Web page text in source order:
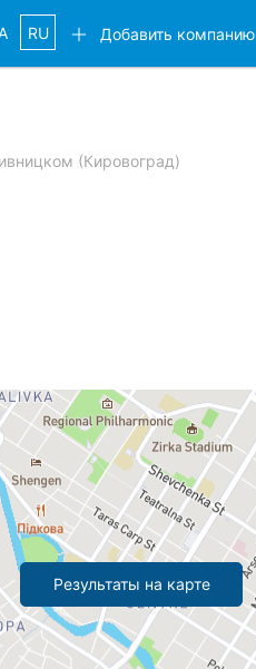
Добавить компанию
RU
(Кировоград)
Результаты на карте